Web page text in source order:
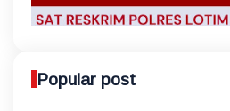
Popular post